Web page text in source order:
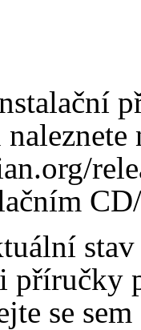
příručky
se sem